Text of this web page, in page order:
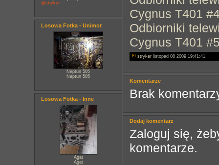
@stryker
Losowa Fotka - Unimor
Neptun 505
Neptun 505
Losowa Fotka - Inne
Agat
Agat
Cygnus T401
Odbiorniki
Cygnus T401
stryker listopad 08 2009 19:41:41
Komentarze
Brak
Dodaj komentarz
Zaloguj się,
komentarze.